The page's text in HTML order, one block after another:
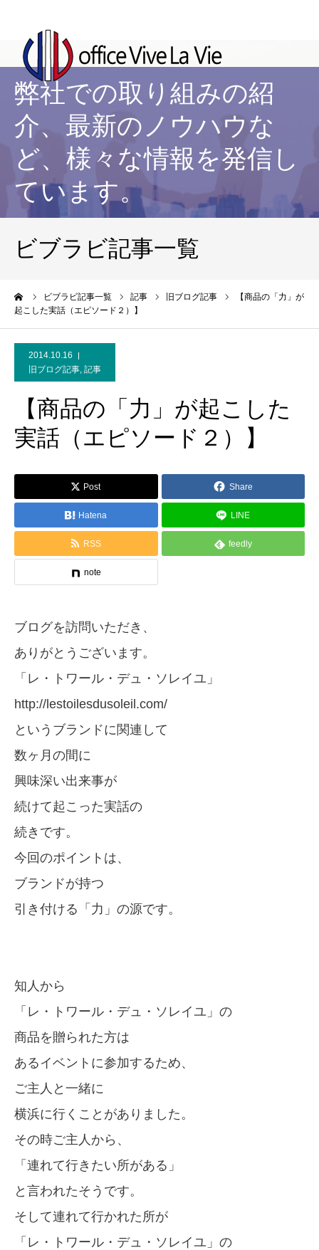
弊社での取り組みの紹
介、最新のノウハウな
ど、様々な情報を発信し
ています。
ビブラビ記事一覧
ビブラビ記事一覧 記事 旧ブログ記事
【商品の「力」が
起こした実話（エピソード２）】
2014.10.16
旧ブログ記事, 記事
【商品の「力」が起こした
実話（エピソード２）】
Post Share
Hatena LINE
RSS feedly
note
ブログを訪問いただき、
ありがとうございます。
「レ・トワール・デュ・ソレイユ」
http://lestoilesdusoleil.com/
というブランドに関連して
数ヶ月の間に
興味深い出来事が
続けて起こった実話の
続きです。
今回のポイントは、
ブランドが持つ
引き付ける「力」の源です。
知人から
「レ・トワール・デュ・ソレイユ」の
商品を贈られた方は
あるイベントに参加するため、
ご主人と一緒に
横浜に行くことがありました。
その時ご主人から、
「連れて行きたい所がある」
と言われたそうです。
そして連れて行かれた所が
「レ・トワール・デュ・ソレイユ」の